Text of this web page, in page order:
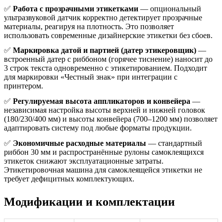
✅ Работа с прозрачными этикетками — опциональный
ультразвуковой датчик корректно детектирует прозрачные
материалы, реагируя на плотность. Это позволяет
использовать современные дизайнерские этикетки без сбоев.
✅ Маркировка датой и партией (датер этикеровщик) —
встроенный датер с риббоном (горячее тиснение) наносит до
3 строк текста одновременно с этикетированием. Подходит
для маркировки «Честный знак» при интеграции с
принтером.
✅ Регулируемая высота аппликаторов и конвейера —
независимая настройка высоты верхней и нижней головок
(180/230/400 мм) и высоты конвейера (700–1200 мм) позволяет
адаптировать систему под любые форматы продукции.
✅ Экономичные расходные материалы — стандартный
риббон 30 мм и распространённые рулоны самоклеящихся
этикеток снижают эксплуатационные затраты.
Этикетировочная машина для самоклеящейся этикетки не
требует дефицитных комплектующих.
Модификации и комплектации